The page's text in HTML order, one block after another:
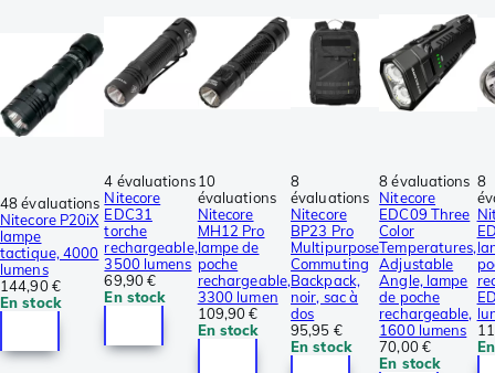
48 évaluations
Nitecore P20iX
lampe
tactique, 4000
lumens
144,90 €
En stock
4 évaluations
Nitecore
EDC31
torche
rechargeable,
3500 lumens
69,90 €
En stock
10
évaluations
Nitecore
MH12 Pro
lampe de
poche
rechargeable,
3300 lumen
109,90 €
En stock
8
évaluations
Nitecore
BP23 Pro
Multipurpose
Commuting
Backpack,
noir, sac à
dos
95,95 €
En stock
8 évaluations
Nitecore
EDC09 Three
Color
Temperatures,
Adjustable
Angle, lampe
de poche
rechargeable,
1600 lumens
70,00 €
En stock
8